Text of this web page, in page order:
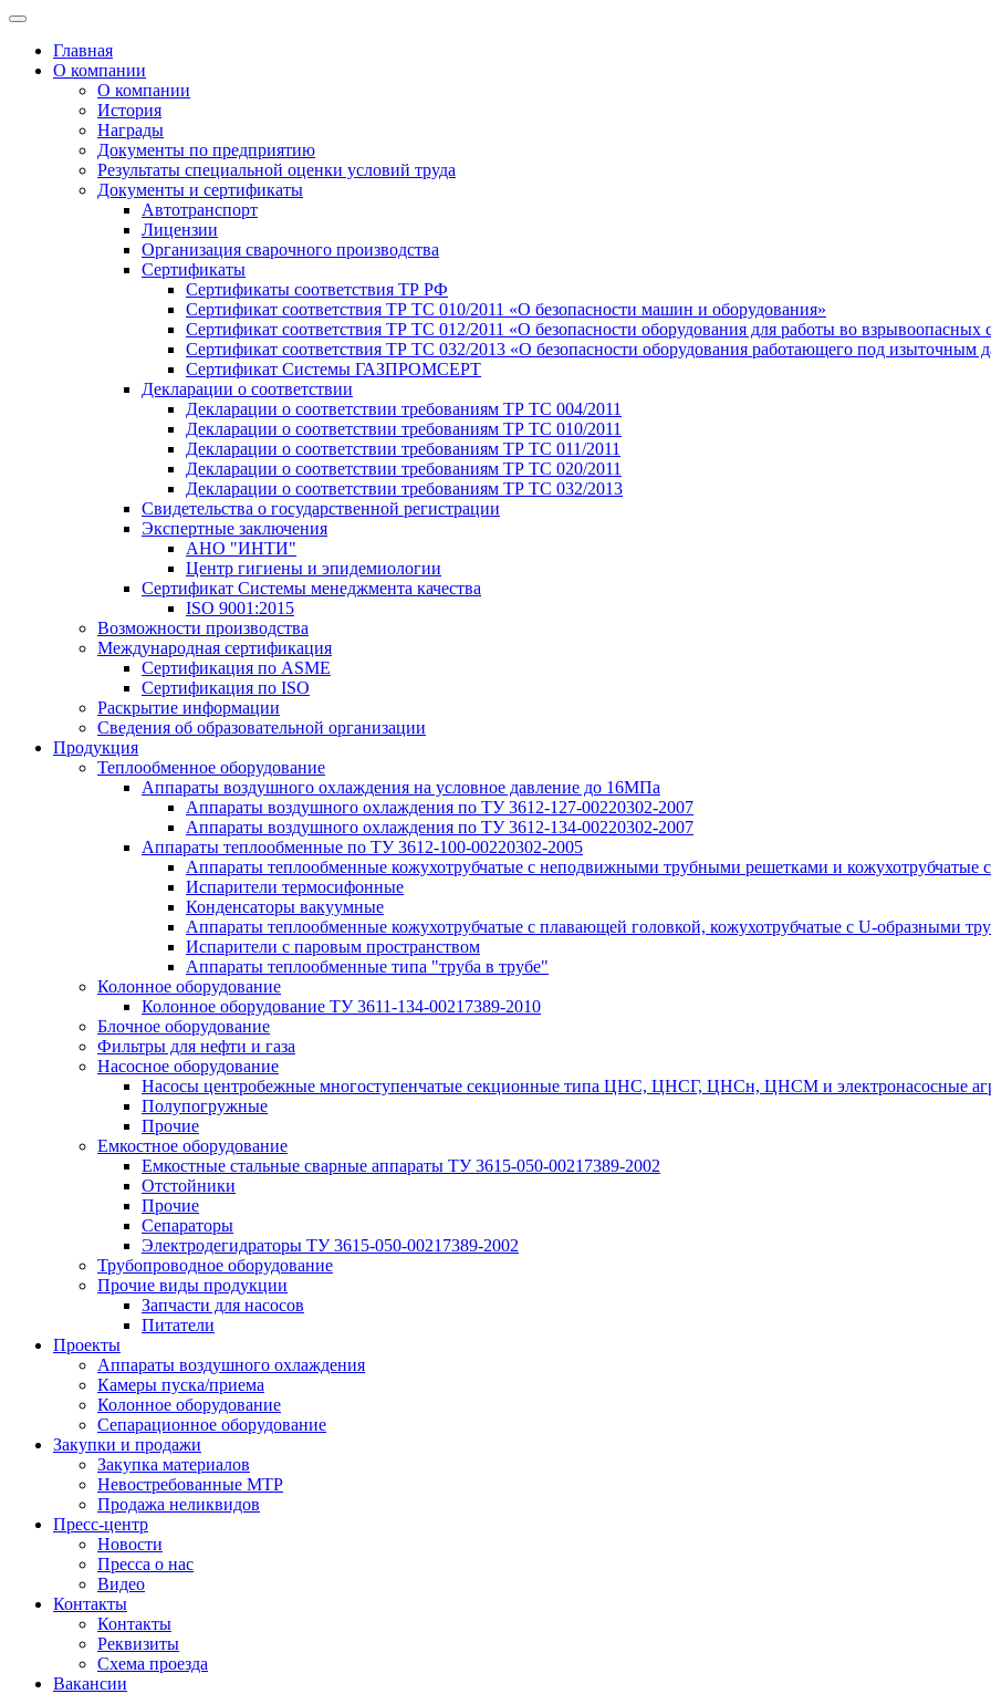
Главная
О компании
О компании
История
Награды
Документы по предприятию
Результаты специальной оценки условий труда
Документы и сертификаты
Автотранспорт
Лицензии
Организация сварочного производства
Cертификаты
Сертификаты соответствия ТР РФ
Сертификат соответствия ТР ТС 010/2011 «О безопасности машин и оборудования»
Сертификат соответствия ТР ТС 012/2011 «О безопасности оборудования для работы во взрывоопасных
Сертификат соответствия ТР ТС 032/2013 «О безопасности оборудования работающего под изыточным
Сертификат Системы ГАЗПРОМСЕРТ
Декларации о соответствии
Декларации о соответствии требованиям ТР ТС 004/2011
Декларации о соответствии требованиям ТР ТС 010/2011
Декларации о соответствии требованиям ТР ТС 011/2011
Декларации о соответствии требованиям ТР ТС 020/2011
Декларации о соответствии требованиям ТР ТС 032/2013
Свидетельства о государственной регистрации
Экспертные заключения
АНО "ИНТИ"
Центр гигиены и эпидемиологии
Сертификат Системы менеджмента качества
ISO 9001:2015
Возможности производства
Международная сертификация
Сертификация по ASME
Сертификация по ISO
Раскрытие информации
Сведения об образовательной организации
Продукция
Теплообменное оборудование
Аппараты воздушного охлаждения на условное давление до 16МПа
Аппараты воздушного охлаждения по ТУ 3612-127-00220302-2007
Аппараты воздушного охлаждения по ТУ 3612-134-00220302-2007
Аппараты теплообменные по ТУ 3612-100-00220302-2005
Аппараты теплообменные кожухотрубчатые с неподвижными трубными решетками и кожухотрубчатые
Испарители термосифонные
Конденсаторы вакуумные
Аппараты теплообменные кожухотрубчатые с плавающей головкой, кожухотрубчатые с U-образными
Испарители с паровым пространством
Аппараты теплообменные типа "труба в трубе"
Колонное оборудование
Колонное оборудование ТУ 3611-134-00217389-2010
Блочное оборудование
Фильтры для нефти и газа
Насосное оборудование
Насосы центробежные многоступенчатые секционные типа ЦНС, ЦНСГ, ЦНСн, ЦНСМ и электронасосные
Полупогружные
Прочие
Емкостное оборудование
Емкостные стальные сварные аппараты ТУ 3615-050-00217389-2002
Отстойники
Прочие
Сепараторы
Электродегидраторы ТУ 3615-050-00217389-2002
Трубопроводное оборудование
Прочие виды продукции
Запчасти для насосов
Питатели
Проекты
Аппараты воздушного охлаждения
Камеры пуска/приема
Колонное оборудование
Сепарационное оборудование
Закупки и продажи
Закупка материалов
Невостребованные МТР
Продажа неликвидов
Пресс-центр
Новости
Пресса о нас
Видео
Контакты
Контакты
Реквизиты
Схема проезда
Вакансии